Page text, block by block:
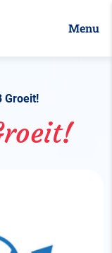
Menu
Groeit!